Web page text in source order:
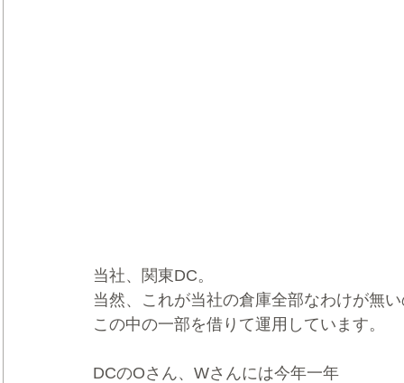
当社、関東DC。
当然、これが当社の倉庫全部なわけが無
この中の一部を借りて運用しています。
DCのOさん、Wさんには今年一年